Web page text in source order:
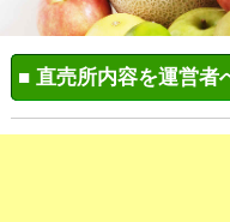
■ 直売所内容を運営者